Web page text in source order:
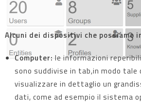
Alcuni dei dispositivi che possiamo
Computer:le informazioni
sono suddivise in tab,in modo tale
visualizzare in dettaglio un
dati, come ad esempio il sistema